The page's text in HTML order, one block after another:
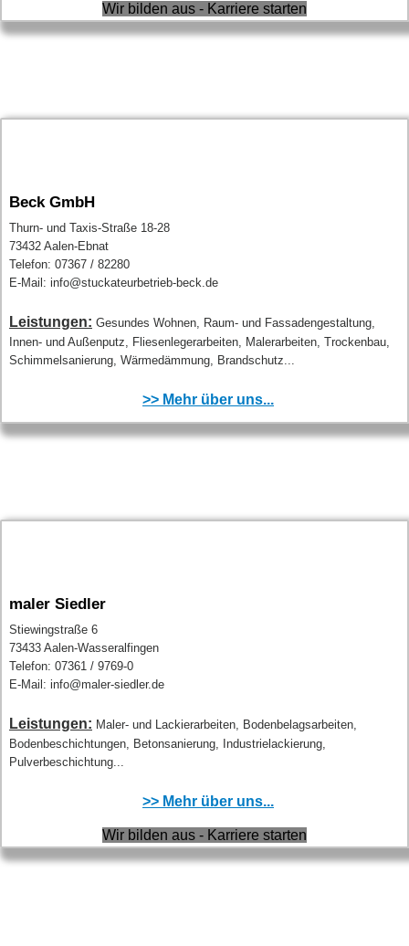
Wir bilden aus - Karriere starten
Beck GmbH
Thurn- und Taxis-Straße 18-28
73432 Aalen-Ebnat
Telefon: 07367 / 82280
E-Mail: info@stuckateurbetrieb-beck.de
Leistungen: Gesundes Wohnen, Raum- und Fassadengestaltung,
Innen- und Außenputz, Fliesenlegerarbeiten, Malerarbeiten, Trockenbau,
Schimmelsanierung, Wärmedämmung, Brandschutz...
>> Mehr über uns...
maler Siedler
Stiewingstraße 6
73433 Aalen-Wasseralfingen
Telefon: 07361 / 9769-0
E-Mail: info@maler-siedler.de
Leistungen: Maler- und Lackierarbeiten, Bodenbelagsarbeiten,
Bodenbeschichtungen, Betonsanierung, Industrielackierung,
Pulverbeschichtung...
>> Mehr über uns...
Wir bilden aus - Karriere starten